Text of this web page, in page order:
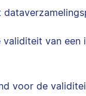
validiteit van een
voor de